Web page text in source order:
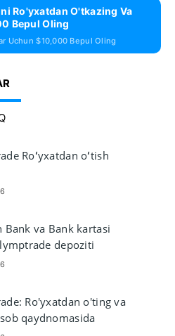
Ro'yxatdan O'tkazing Va
Bepul Oling
Uchun $10,000 Bepul Oling
Roʻyxatdan oʻtish
Bank va Bank kartasi
depoziti
Ro'yxatdan o'ting va
qaydnomasida